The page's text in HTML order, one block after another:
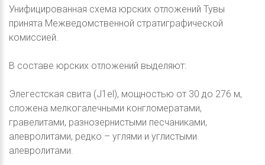
Унифицированная схема юрских отложений Тувы
принята Межведомственной стратиграфической
комиссией.
В составе юрских отложений выделяют:
Элегестская свита (J1el), мощностью от 30 до 276 м,
сложена мелкогалечными конгломератами,
гравелитами, разнозернистыми песчаниками,
алевролитами, редко – углями и углистыми
алевролитами.